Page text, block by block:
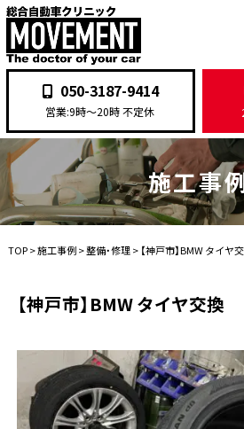
050-3187-9414
営業:9時〜20時 不定休
施工事
TOP>施工事例>整備・修理> 【神戸市】BMW タイヤ
【神戸市】BMW タイヤ交換